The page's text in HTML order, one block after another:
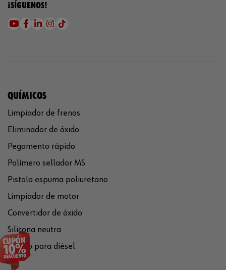
¡SÍGUENOS!
QUÍMICOS
Limpiador de frenos
Eliminador de óxido
Pegamento rápido
Polímero sellador MS
Pistola espuma poliuretano
Limpiador de motor
Convertidor de óxido
Silicona neutra
Aditivo para diésel